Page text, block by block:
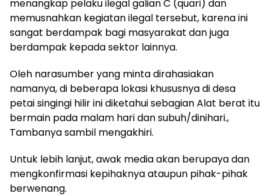
menangkap pelaku ilegal galian C (quari) dan
memusnahkan kegiatan ilegal tersebut, karena ini
sangat berdampak bagi masyarakat dan juga
berdampak kepada sektor lainnya.
Oleh narasumber yang minta dirahasiakan
namanya, di beberapa lokasi khususnya di desa
petai singingi hilir ini diketahui sebagian Alat berat itu
bermain pada malam hari dan subuh/dinihari.,
Tambanya sambil mengakhiri.
Untuk lebih lanjut, awak media akan berupaya dan
mengkonfirmasi kepihaknya ataupun pihak-pihak
berwenang.